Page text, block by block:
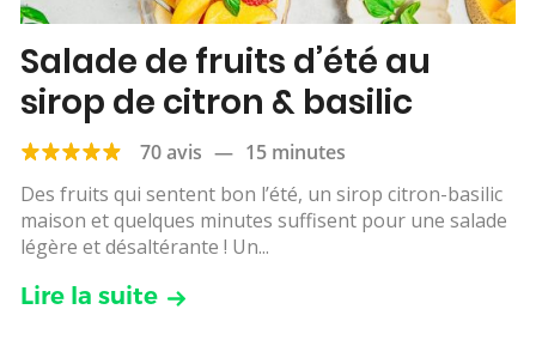
Salade de fruits d’été au
sirop de citron & basilic
70 avis — 15 minutes
Des fruits qui sentent bon l’été, un sirop citron-basilic
maison et quelques minutes suffisent pour une salade
légère et désaltérante ! Un...
Lire la suite